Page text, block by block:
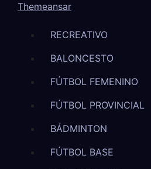
Themeansar
RECREATIVO
BALONCESTO
FÚTBOL FEMENINO
FÚTBOL PROVINCIAL
BÁDMINTON
FÚTBOL BASE